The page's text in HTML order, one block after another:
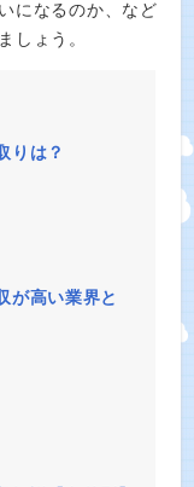
になるのか、など
しょう。
りは？
が高い業界と